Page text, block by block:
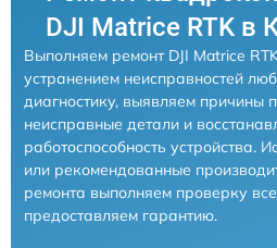
DJI Matrice RTK в
Выполняем ремонт DJI Matrice
устранением неисправностей
диагностику, выявляем причины
неисправные детали и
работоспособность устройства.
или рекомендованные
ремонта выполняем проверку
предоставляем гарантию.